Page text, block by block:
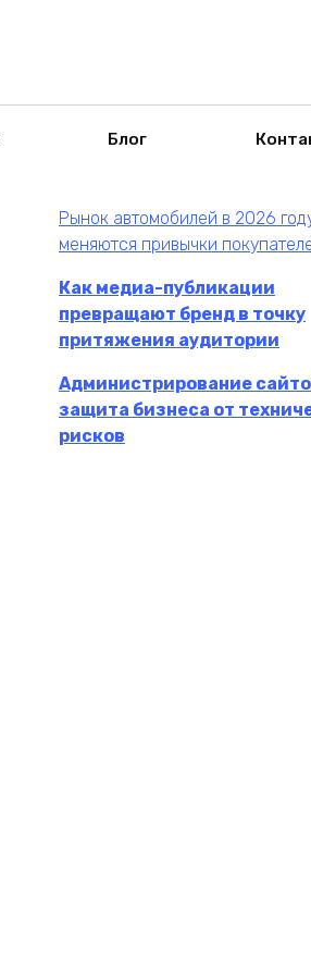
Блог
Рынок автомобилей в 2026
меняются привычки
Как медиа-публикации
превращают бренд в точку
притяжения аудитории
Администрирование
защита бизнеса от
рисков